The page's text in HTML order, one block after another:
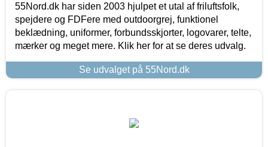
55Nord.dk har siden 2003 hjulpet et utal af friluftsfolk,
spejdere og FDFere med outdoorgrej, funktionel
beklædning, uniformer, forbundsskjorter, logovarer, telte,
mærker og meget mere. Klik her for at se deres udvalg.
Se udvalget på 55Nord.dk